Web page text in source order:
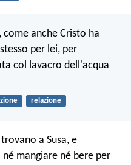
anche Cristo ha
per lei, per
col lavacro dell'acqua
relazione
a Susa, e
mangiare né bere per